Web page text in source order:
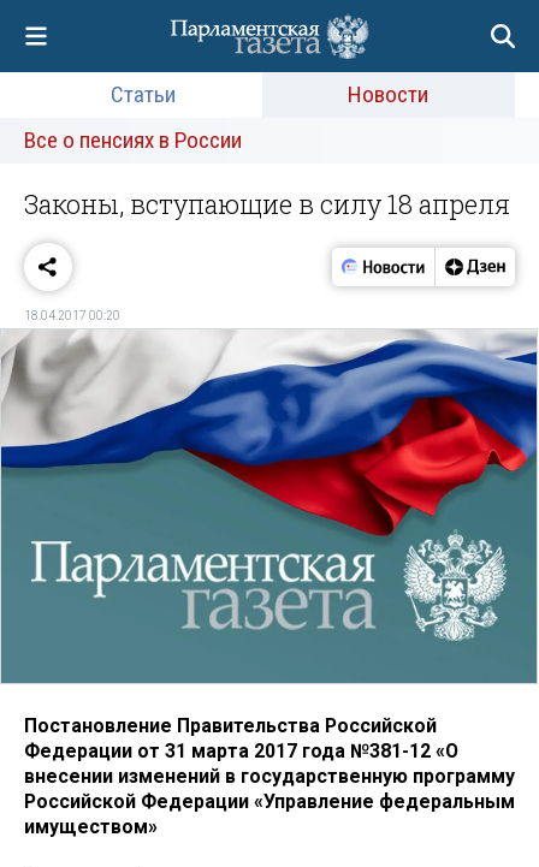
Статьи
Новости
Все о пенсиях в России
Законы, вступающие в силу 18 апреля
18.04.2017 00:20
Постановление Правительства Российской
Федерации от 31 марта 2017 года №381-12 «О
внесении изменений в государственную программу
Российской Федерации «Управление федеральным
имуществом»